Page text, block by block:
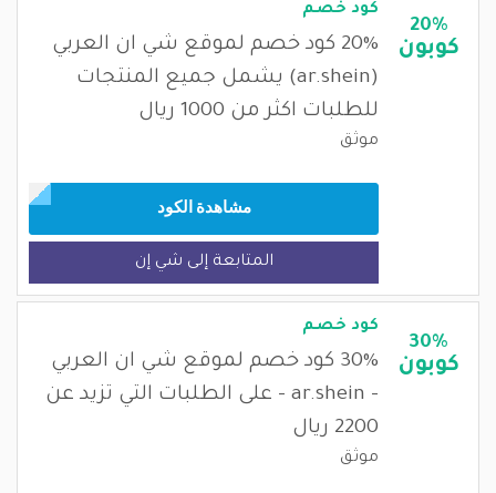
20%
كوبون
كود خصم
20% كود خصم لموقع شي ان العربي
(ar.shein) يشمل جميع المنتجات
للطلبات اكثر من 1000 ريال
موثق
مشاهدة الكود
المتابعة إلى شي إن
30%
كوبون
كود خصم
30% كود خصم لموقع شي ان العربي
- ar.shein - على الطلبات التي تزيد عن
2200 ريال
موثق